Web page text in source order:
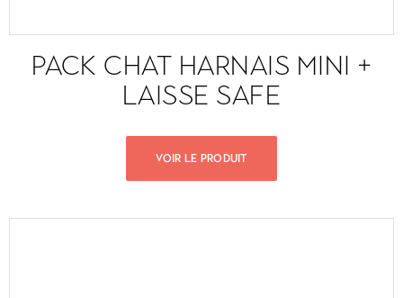
PACK CHAT HARNAIS MINI +
LAISSE SAFE
VOIR LE PRODUIT